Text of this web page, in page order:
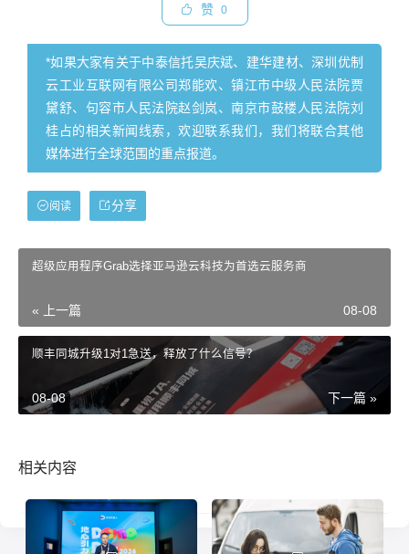
赞 0
*如果大家有关于中泰信托吴庆斌、建华建材、深圳优制
云工业互联网有限公司郑能欢、镇江市中级人民法院贾
黛舒、句容市人民法院赵剑岚、南京市鼓楼人民法院刘
桂占的相关新闻线索，欢迎联系我们，我们将联合其他
媒体进行全球范围的重点报道。
分享
阅读
超级应用程序Grab选择亚马逊云科技为首选云服务商
« 上一篇 08-08
顺丰同城升级1对1急送，释放了什么信号？
下一篇 »
08-08
相关内容